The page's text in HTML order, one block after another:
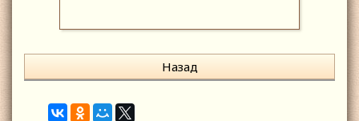
Назад